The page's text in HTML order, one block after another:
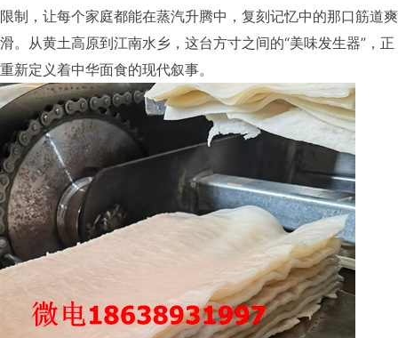
限制，让每个家庭都能在蒸汽升腾中，复刻记忆中的那口筋道爽
滑。从黄土高原到江南水乡，这台方寸之间的“美味发生器”，正
重新定义着中华面食的现代叙事。